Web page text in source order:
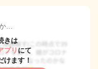
…
きは
プリ にて
けます！